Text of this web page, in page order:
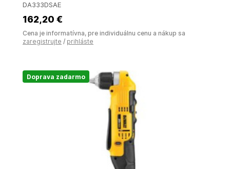
DA333DSAE
162,20 €
Cena je informatívna, pre individuálnu cenu a nákup sa
zaregistrujte / prihláste
Doprava zadarmo